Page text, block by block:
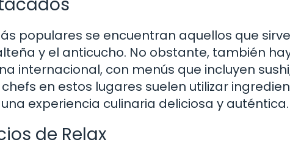
populares se encuentran aquellos que
y el anticucho. No obstante, también
internacional, con menús que incluyen
en estos lugares suelen utilizar
experiencia culinaria deliciosa y auténtica.
de Relax